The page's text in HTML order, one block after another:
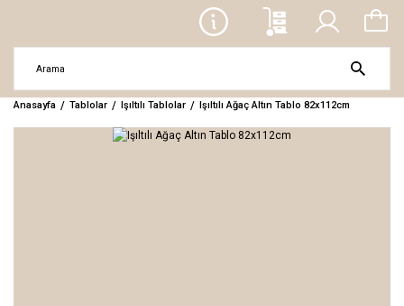
Anasayfa Tablolar Işıltılı Tablolar Işıltılı Ağaç Altın Tablo 82x112cm